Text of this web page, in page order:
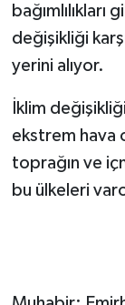
değişikliği
yerini alıyor.
İklim
ekstrem hava
toprağın ve
bu ülkeleri